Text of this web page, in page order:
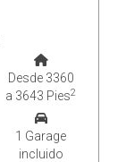
Desde 3360
a 3643 Pies2
1 Garage
incluido